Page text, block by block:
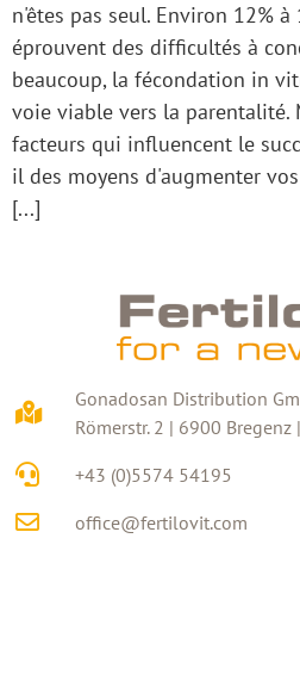
n'êtes pas seul. Environ 12% à
éprouvent des difficultés à
beaucoup, la fécondation in
voie viable vers la parentalité.
facteurs qui influencent le
il des moyens d'augmenter
[...]
Gonadosan Distribution
Römerstr. 2 | 6900 Bregenz
+43 (0)5574 54195
office@fertilovit.com